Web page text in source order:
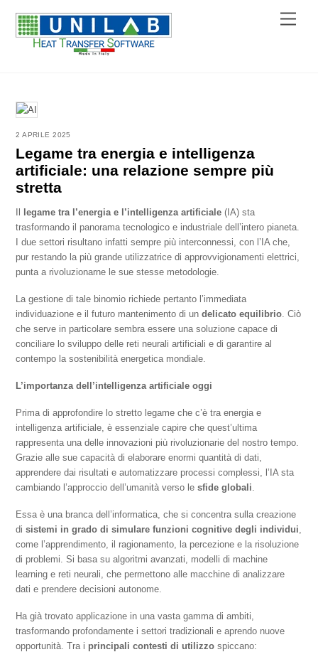
content
Menu
2 APRILE 2025
Legame tra energia e intelligenza
artificiale: una relazione sempre più
stretta
legame tra l’energia e l’intelligenza artificiale (IA) sta
trasformando il panorama tecnologico e industriale dell’intero pianeta.
I due settori risultano infatti sempre più interconnessi, con l’IA che,
pur restando la più grande utilizzatrice di approvvigionamenti elettrici,
punta a rivoluzionarne le sue stesse metodologie.
La gestione di tale binomio richiede pertanto l’immediata
individuazione e il futuro mantenimento di undelicato equilibrio. Ciò
che serve in particolare sembra essere una soluzione capace di
conciliare lo sviluppo delle reti neurali artificiali e di garantire al
contempo la sostenibilità energetica mondiale.
L’importanza dell’intelligenza artificiale oggi
Prima di approfondire lo stretto legame che c’è tra energia e
intelligenza artificiale, è essenziale capire che quest’ultima
rappresenta una delle innovazioni più rivoluzionarie del nostro tempo.
Grazie alle sue capacità di elaborare enormi quantità di dati,
apprendere dai risultati e automatizzare processi complessi, l’IA sta
cambiando l’approccio dell’umanità verso lesfide globali
Essa è una branca dell’informatica, che si concentra sulla creazione
disistemi in grado di simulare funzioni cognitive degli individui
come l’apprendimento, il ragionamento, la percezione e la risoluzione
di problemi. Si basa su algoritmi avanzati, modelli di machine
learning e reti neurali, che permettono alle macchine di analizzare
dati e prendere decisioni autonome.
Ha già trovato applicazione in una vasta gamma di ambiti,
trasformando profondamente i settori tradizionali e aprendo nuove
opportunità. Tra i principali contesti di utilizzo spiccano: